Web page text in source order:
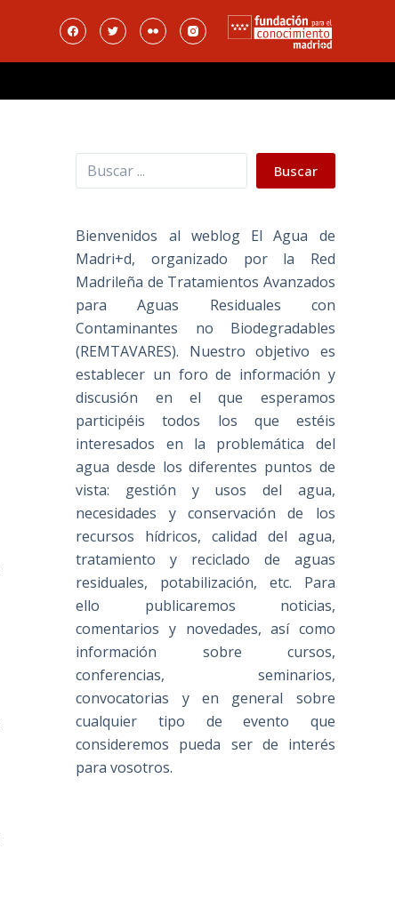
Buscar Buscar
Bienvenidos al weblog El Agua de
Madri+d, organizado por la Red
Madrileña de Tratamientos Avanzados
para Aguas Residuales con
Contaminantes no Biodegradables
(REMTAVARES). Nuestro objetivo es
establecer un foro de información y
discusión en el que esperamos
participéis todos los que estéis
interesados en la problemática del
agua desde los diferentes puntos de
vista: gestión y usos del agua,
necesidades y conservación de los
recursos hídricos, calidad del agua,
tratamiento y reciclado de aguas
residuales, potabilización, etc. Para
ello publicaremos noticias,
comentarios y novedades, así como
información sobre cursos,
conferencias, seminarios,
convocatorias y en general sobre
cualquier tipo de evento que
consideremos pueda ser de interés
para vosotros.